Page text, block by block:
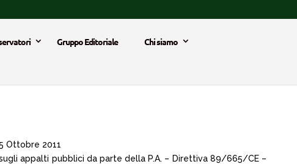
Gruppo Editoriale
Chi siamo
Ottobre 2011
appalti pubblici da parte della P.A. – Direttiva 89/665/CE –